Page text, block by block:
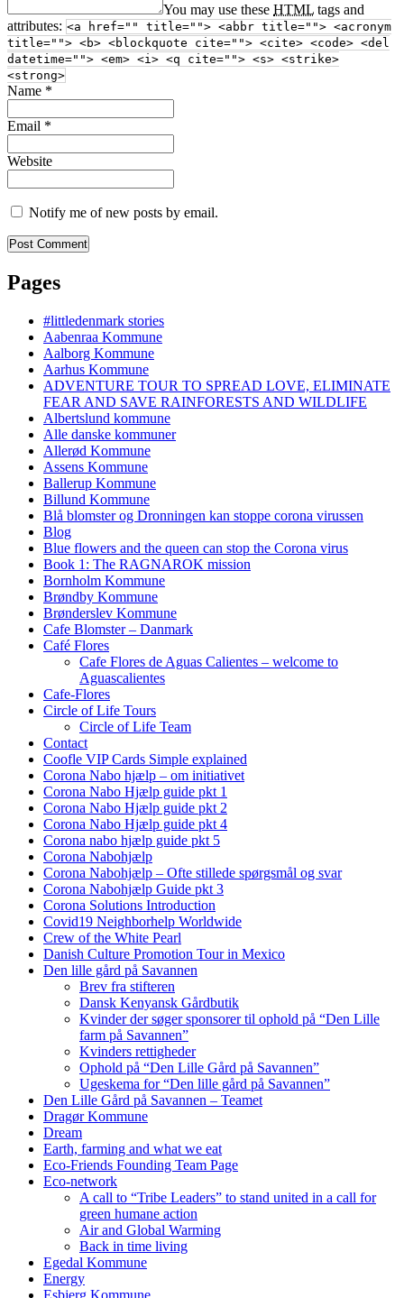
You may use these HTML tags and
attributes: <a href="" title=""> <abbr title=""> <acronym
title=""> <b> <blockquote cite=""> <cite> <code> <del
datetime=""> <em> <i> <q cite=""> <s> <strike>
<strong>
Name *
Email *
Website
Notify me of new posts by email.
Pages
#littledenmark stories
Aabenraa Kommune
Aalborg Kommune
Aarhus Kommune
ADVENTURE TOUR TO SPREAD LOVE, ELIMINATE
FEAR AND SAVE RAINFORESTS AND WILDLIFE
Albertslund kommune
Alle danske kommuner
Allerød Kommune
Assens Kommune
Ballerup Kommune
Billund Kommune
Blå blomster og Dronningen kan stoppe corona virussen
Blog
Blue flowers and the queen can stop the Corona virus
Book 1: The RAGNAROK mission
Bornholm Kommune
Brøndby Kommune
Brønderslev Kommune
Cafe Blomster – Danmark
Café Flores
Cafe Flores de Aguas Calientes – welcome to
Aguascalientes
Cafe-Flores
Circle of Life Tours
Circle of Life Team
Contact
Coofle VIP Cards Simple explained
Corona Nabo hjælp – om initiativet
Corona Nabo Hjælp guide pkt 1
Corona Nabo Hjælp guide pkt 2
Corona Nabo Hjælp guide pkt 4
Corona nabo hjælp guide pkt 5
Corona Nabohjælp
Corona Nabohjælp – Ofte stillede spørgsmål og svar
Corona Nabohjælp Guide pkt 3
Corona Solutions Introduction
Covid19 Neighborhelp Worldwide
Crew of the White Pearl
Danish Culture Promotion Tour in Mexico
Den lille gård på Savannen
Brev fra stifteren
Dansk Kenyansk Gårdbutik
Kvinder der søger sponsorer til ophold på “Den Lille
farm på Savannen”
Kvinders rettigheder
Ophold på “Den Lille Gård på Savannen”
Ugeskema for “Den lille gård på Savannen”
Den Lille Gård på Savannen – Teamet
Dragør Kommune
Dream
Earth, farming and what we eat
Eco-Friends Founding Team Page
Eco-network
A call to “Tribe Leaders” to stand united in a call for
green humane action
Air and Global Warming
Back in time living
Egedal Kommune
Energy
Esbjerg Kommune